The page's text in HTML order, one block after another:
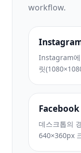
workflow.
Instagram
Instagram에
릿
Facebook
데스크톱의
640×360px